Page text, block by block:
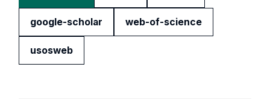
google-scholar web-of-science
usosweb